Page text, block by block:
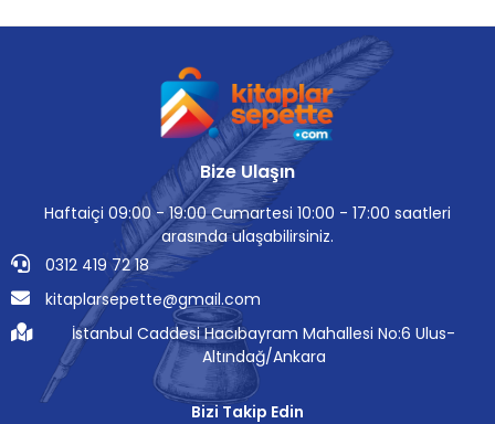
Bize Ulaşın
Haftaiçi 09:00 - 19:00 Cumartesi 10:00 - 17:00 saatleri
arasında ulaşabilirsiniz.
0312 419 72 18
kitaplarsepette@gmail.com
İstanbul Caddesi Hacıbayram Mahallesi No:6 Ulus-
Altındağ/Ankara
Bizi Takip Edin